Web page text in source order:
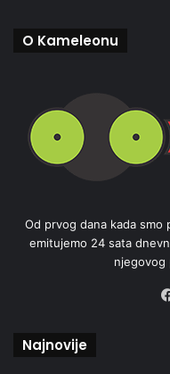
O Kameleonu
Od prvog dana kada smo
emitujemo 24 sata
njegovog
Najnovije